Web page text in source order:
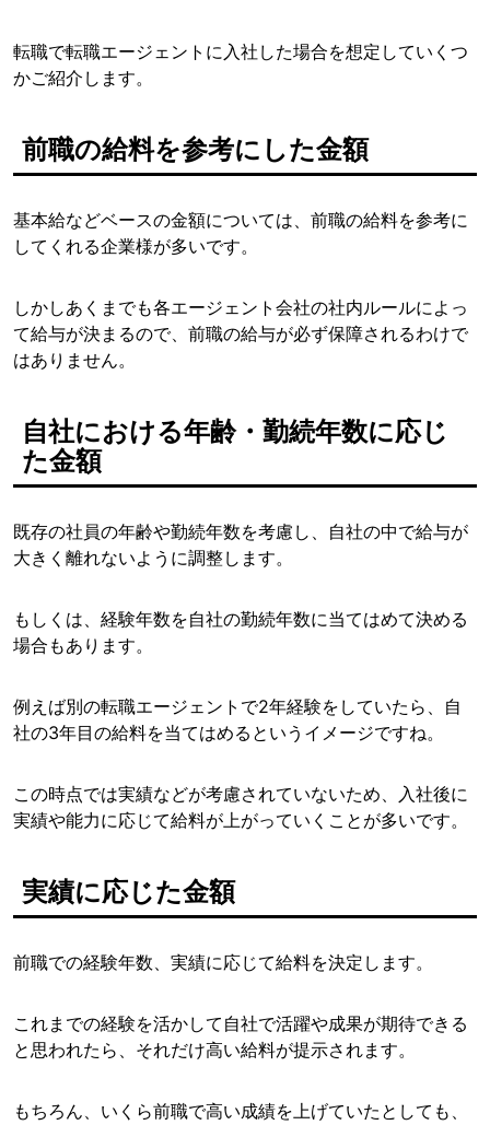
転職で転職エージェントに入社した場合を想定していくつ
かご紹介します。
前職の給料を参考にした金額
基本給などベースの金額については、前職の給料を参考に
してくれる企業様が多いです。
しかしあくまでも各エージェント会社の社内ルールによっ
て給与が決まるので、前職の給与が必ず保障されるわけで
はありません。
自社における年齢・勤続年数に応じ
た金額
既存の社員の年齢や勤続年数を考慮し、自社の中で給与が
大きく離れないように調整します。
もしくは、経験年数を自社の勤続年数に当てはめて決める
場合もあります。
例えば別の転職エージェントで2年経験をしていたら、自
社の3年目の給料を当てはめるというイメージですね。
この時点では実績などが考慮されていないため、入社後に
実績や能力に応じて給料が上がっていくことが多いです。
実績に応じた金額
前職での経験年数、実績に応じて給料を決定します。
これまでの経験を活かして自社で活躍や成果が期待できる
と思われたら、それだけ高い給料が提示されます。
もちろん、いくら前職で高い成績を上げていたとしても、